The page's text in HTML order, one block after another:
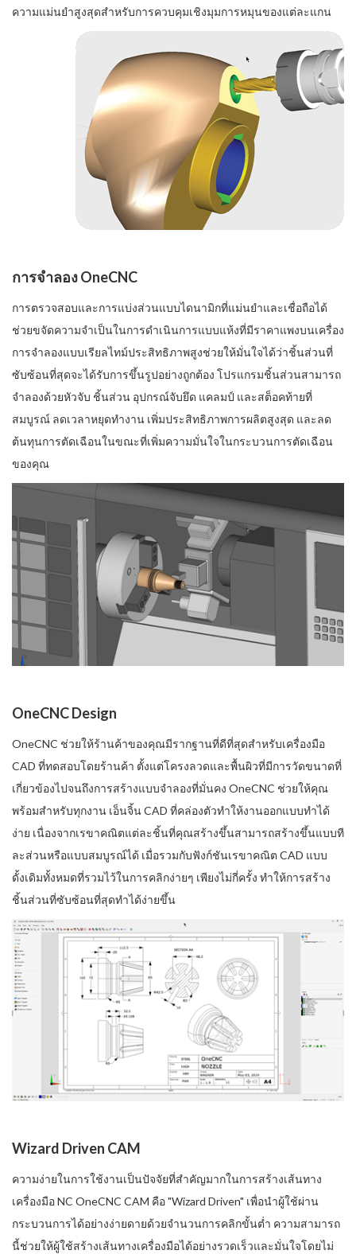
ความแม่นยำสูงสุดสำหรับการควบคุมเชิงมุมการหมุนของแต่ละแกน
การจำลอง OneCNC
การตรวจสอบและการแบ่งส่วนแบบไดนามิกที่แม่นยำและเชื่อถือได้
ช่วยขจัดความจำเป็นในการดำเนินการแบบแห้งที่มีราคาแพงบนเครื่อง
การจำลองแบบเรียลไทม์ประสิทธิภาพสูงช่วยให้มั่นใจได้ว่าชิ้นส่วนที่
ซับซ้อนที่สุดจะได้รับการขึ้นรูปอย่างถูกต้อง โปรแกรมชิ้นส่วนสามารถ
จำลองด้วยหัวจับ ชิ้นส่วน อุปกรณ์จับยึด แคลมป์ และสต็อคท้ายที่
สมบูรณ์ ลดเวลาหยุดทำงาน เพิ่มประสิทธิภาพการผลิตสูงสุด และลด
ต้นทุนการตัดเฉือนในขณะที่เพิ่มความมั่นใจในกระบวนการตัดเฉือน
ของคุณ
OneCNC Design
OneCNC ช่วยให้ร้านค้าของคุณมีรากฐานที่ดีที่สุดสำหรับเครื่องมือ
CAD ที่ทดสอบโดยร้านค้า ตั้งแต่โครงลวดและพื้นผิวที่มีการวัดขนาดที่
เกี่ยวข้องไปจนถึงการสร้างแบบจำลองที่มั่นคง OneCNC ช่วยให้คุณ
พร้อมสำหรับทุกงาน เอ็นจิ้น CAD ที่คล่องตัวทำให้งานออกแบบทำได้
ง่าย เนื่องจากเรขาคณิตแต่ละชิ้นที่คุณสร้างขึ้นสามารถสร้างขึ้นแบบที
ละส่วนหรือแบบสมบูรณ์ได้ เมื่อรวมกับฟังก์ชันเรขาคณิต CAD แบบ
ดั้งเดิมทั้งหมดที่รวมไว้ในการคลิกง่ายๆ เพียงไม่กี่ครั้ง ทำให้การสร้าง
ชิ้นส่วนที่ซับซ้อนที่สุดทำได้ง่ายขึ้น
Wizard Driven CAM
ความง่ายในการใช้งานเป็นปัจจัยที่สำคัญมากในการสร้างเส้นทาง
เครื่องมือ NC OneCNC CAM คือ "Wizard Driven" เพื่อนำผู้ใช้ผ่าน
กระบวนการได้อย่างง่ายดายด้วยจำนวนการคลิกขั้นต่ำ ความสามารถ
นี้ช่วยให้ผู้ใช้สร้างเส้นทางเครื่องมือได้อย่างรวดเร็วและมั่นใจโดยไม่